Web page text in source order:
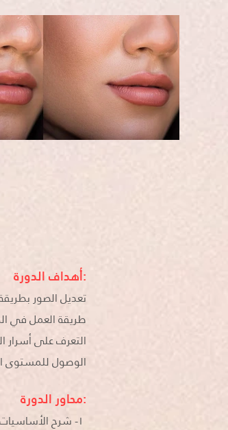
أهداف الدورة:
تعديل الصور بطريقة
طريقة العمل في
التعرف على أسرار
الوصول للمستوى
محاور الدورة: